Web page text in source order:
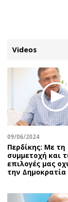
ΚΑΤΗΓΟΡΙΕΣ
Κύπρος
Παιδεία
Υγεία
Πολιτική
Βουλευτικές
Εκλογές 2024
Δημοσκοπήσεις
Videos
09/06/2024
Περδίκης: Με τη
συμμετοχή και
επιλογές μας
την Δημοκρατία